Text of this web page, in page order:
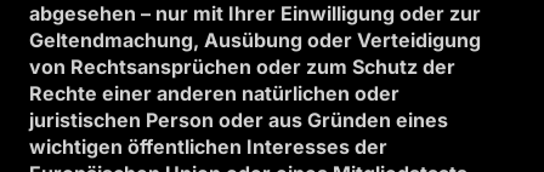
abgesehen – nur mit Ihrer Einwilligung oder zur
Geltendmachung, Ausübung oder Verteidigung
von Rechtsansprüchen oder zum Schutz der
Rechte einer anderen natürlichen oder
juristischen Person oder aus Gründen eines
wichtigen öffentlichen Interesses der